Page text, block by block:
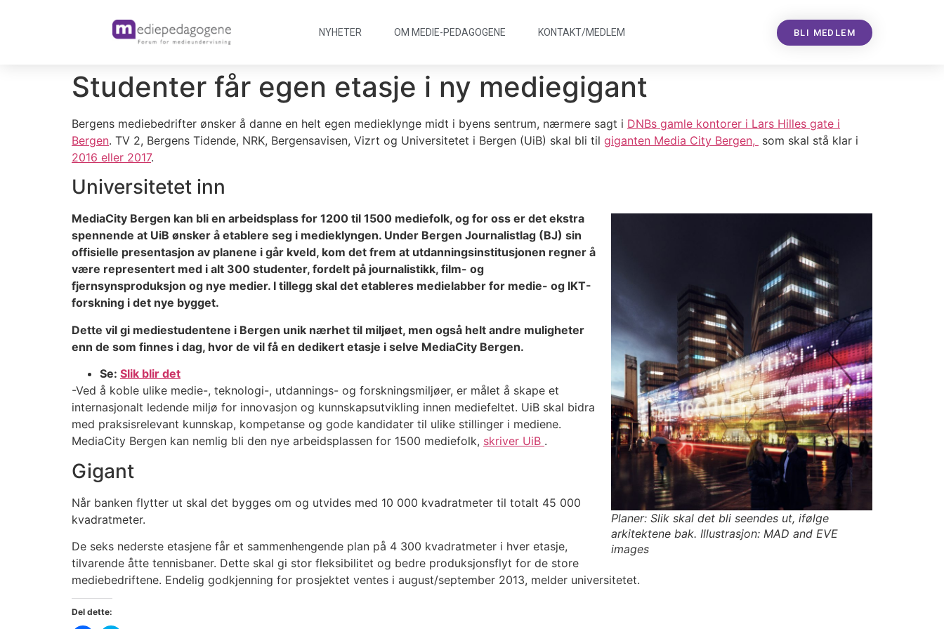
NYHETER OM MEDIE-PEDAGOGENE KONTAKT/MEDLEM BLI MEDLEM
Studenter får egen etasje i ny mediegigant
Bergens mediebedrifter ønsker å danne en helt egen medieklynge midt i byens sentrum, nærmere sagt i DNBs gamle kontorer i Lars Hilles gate i
Bergen. TV 2, Bergens Tidende, NRK, Bergensavisen, Vizrt og Universitetet i Bergen (UiB) skal bli til giganten Media City Bergen, som skal stå klar i
2016 eller 2017.
Universitetet inn
Planer: Slik skal det bli seendes ut, ifølge
arkitektene bak. Illustrasjon: MAD and EVE
images
MediaCity Bergen kan bli en arbeidsplass for 1200 til 1500 mediefolk, og for oss er det ekstra
spennende at UiB ønsker å etablere seg i medieklyngen. Under Bergen Journalistlag (BJ) sin
offisielle presentasjon av planene i går kveld, kom det frem at utdanningsinstitusjonen regner å
være representert med i alt 300 studenter, fordelt på journalistikk, film- og
fjernsynsproduksjon og nye medier. I tillegg skal det etableres medielabber for medie- og IKT-
forskning i det nye bygget.
Dette vil gi mediestudentene i Bergen unik nærhet til miljøet, men også helt andre muligheter
enn de som finnes i dag, hvor de vil få en dedikert etasje i selve MediaCity Bergen.
Se: Slik blir det
-Ved å koble ulike medie-, teknologi-, utdannings- og forskningsmiljøer, er målet å skape et
internasjonalt ledende miljø for innovasjon og kunnskapsutvikling innen mediefeltet. UiB skal bidra
med praksisrelevant kunnskap, kompetanse og gode kandidater til ulike stillinger i mediene.
MediaCity Bergen kan nemlig bli den nye arbeidsplassen for 1500 mediefolk, skriver UiB .
Gigant
Når banken flytter ut skal det bygges om og utvides med 10 000 kvadratmeter til totalt 45 000
kvadratmeter.
De seks nederste etasjene får et sammenhengende plan på 4 300 kvadratmeter i hver etasje,
tilvarende åtte tennisbaner. Dette skal gi stor fleksibilitet og bedre produksjonsflyt for de store
mediebedriftene. Endelig godkjenning for prosjektet ventes i august/september 2013, melder universitetet.
Del dette: